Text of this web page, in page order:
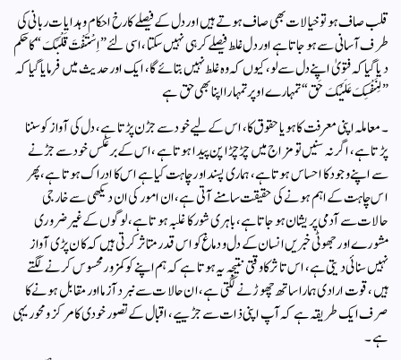
قلب صاف ہو تو خیالات بھی صاف ہوتے ہیں اور دل کے فیصلے کا رخ احکام وہدایات ربانی کی
طرف آسانی سے ہوجاتا ہے اور دل غلط فیصلے کر ہی نہیں سکتا، اسی لئے ”اِسْتَفْتَ قَلْبَکَ“ کا حکم
دیا گیا کہ فتویٰ اپنے دل سے لو، کیوں کہ وہ غلط نہیں بتائے گا، ایک اور حدیث میں فرمایا گیا کہ
”لِنَفْسِکَ عَلَیْکَ حَق“ تمہارے اوپر تمہارا اپنا بھی حق ہے
۔معاملہ اپنی معرفت کا ہو یاحقوق کا، اس کے لیے خود سے جڑن پڑتا ہے، دل کی آواز کو سننا
پڑتا ہے، اگر نہ سنیں تو مزاج میں چڑچڑاپن پیدا ہوتا ہے، اس کے برعکس خود سے جڑنے
سے اپنے وجود کا احساس ہوتا ہے، ہماری پسند اور چاہت کیا ہے اس کا ادراک ہوتا ہے، پھر
اس چاہت کے اہم ہونے کی حقیقت سامنے آتی ہے، ان امور کی ان دیکھی سے خارجی
حالات سے آدمی پریشان ہوجاتا ہے، باہری شور کا غلبہ ہوتا ہے، لوگوں کے غیرضروری
مشورے اور جھوٹی خبریں انسان کے دل ودماغ کو اس قدر متاثر کرتی ہیں کہ کان پڑی آواز
نہیں سنائی دیتی ہے، اس تاثر کا وقتی نتیجہ یہ ہوتا ہے کہ ہم اپنے کو کمزور محسوس کرنے لگتے
ہیں، قوت ارادی ہمارا ساتھ چھوڑنے لگتی ہے، ان حالات سے نبرد آزما اور مقابل ہونے کا
صرف ایک طریقہ ہے کہ آپ اپنی ذات سے جڑییے، اقبال کے تصور خودی کا مرکز ومحور یہی
ہے۔